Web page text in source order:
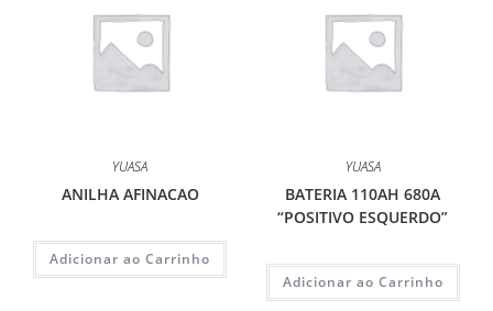
YUASA
ANILHA AFINACAO
Adicionar ao Carrinho
YUASA
BATERIA 110AH 680A
“POSITIVO ESQUERDO”
Adicionar ao Carrinho